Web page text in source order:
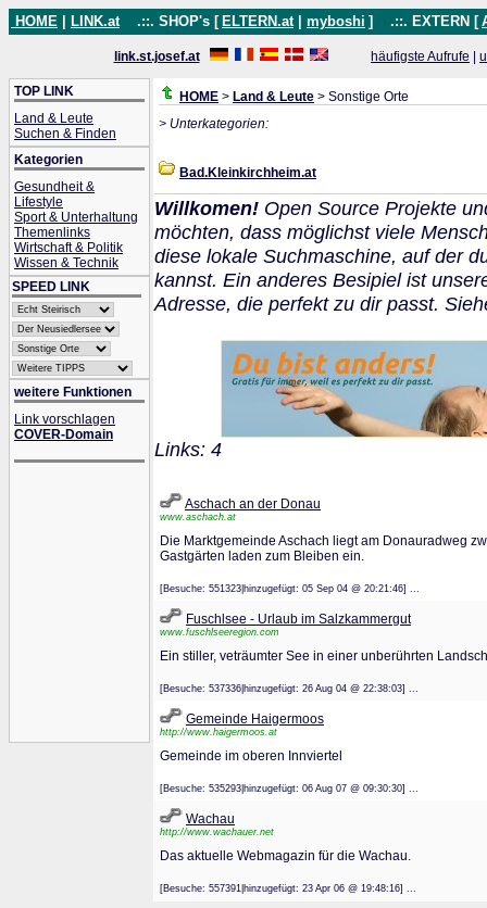
HOME LINK.at .::. SHOP's [ ELTERN.at myboshi ] .::. EXTERN [
link.st.josef.at häufigste Aufrufe
TOP LINK
Land & Leute
Suchen & Finden
Kategorien
Gesundheit &
Lifestyle
Sport & Unterhaltung
Themenlinks
Wirtschaft & Politik
Wissen & Technik
SPEED LINK
weitere Funktionen
Link vorschlagen
COVER-Domain
HOME > Land & Leute > Sonstige Orte
> Unterkategorien:
Bad.Kleinkirchheim.at
Willkomen! Open Source Projekte
möchten, dass möglichst viele
diese lokale Suchmaschine, auf der
kannst. Ein anderes Besipiel ist
Adresse, die perfekt zu dir passt.
Links: 4
Aschach an der Donau
www.aschach.at
Die Marktgemeinde Aschach liegt am Donauradweg
Gastgärten laden zum Bleiben ein.
[Besuche: 551323|hinzugefügt: 05 Sep 04 @ 20:21:46] ...
Fuschlsee - Urlaub im Salzkammergut
www.fuschlseeregion.com
Ein stiller, veträumter See in einer unberührten
[Besuche: 537336|hinzugefügt: 26 Aug 04 @ 22:38:03] ...
Gemeinde Haigermoos
http://www.haigermoos.at
Gemeinde im oberen Innviertel
[Besuche: 535293|hinzugefügt: 06 Aug 07 @ 09:30:30] ...
Wachau
http://www.wachauer.net
Das aktuelle Webmagazin für die Wachau.
[Besuche: 557391|hinzugefügt: 23 Apr 06 @ 19:48:16] ...